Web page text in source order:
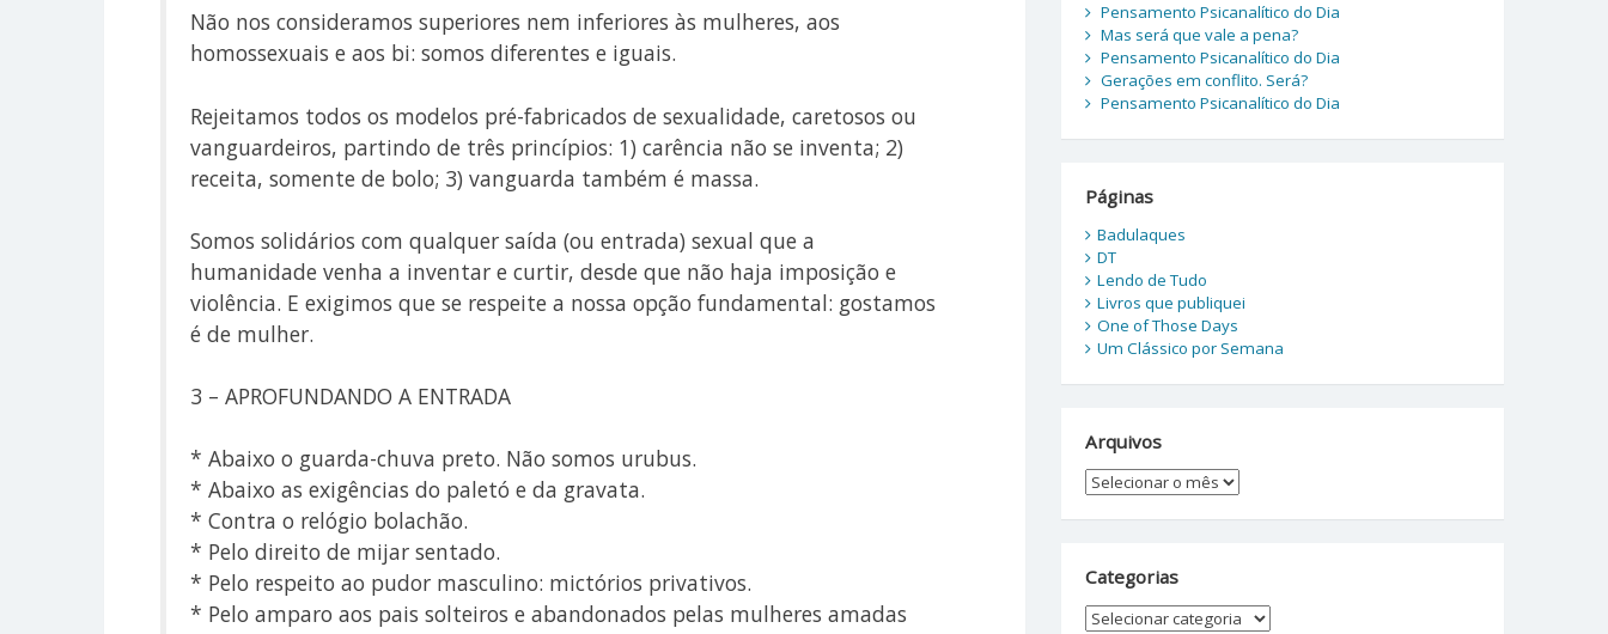
Não nos consideramos superiores nem inferiores às mulheres, aos
homossexuais e aos bi: somos diferentes e iguais.
Rejeitamos todos os modelos pré-fabricados de sexualidade, caretosos ou
vanguardeiros, partindo de três princípios: 1) carência não se inventa; 2)
receita, somente de bolo; 3) vanguarda também é massa.
Somos solidários com qualquer saída (ou entrada) sexual que a
humanidade venha a inventar e curtir, desde que não haja imposição e
violência. E exigimos que se respeite a nossa opção fundamental: gostamos
é de mulher.
3 – APROFUNDANDO A ENTRADA
* Abaixo o guarda-chuva preto. Não somos urubus.
* Abaixo as exigências do paletó e da gravata.
* Contra o relógio bolachão.
* Pelo direito de mijar sentado.
* Pelo respeito ao pudor masculino: mictórios privativos.
* Pelo amparo aos pais solteiros e abandonados pelas mulheres amadas
Pensamento Psicanalítico do Dia
Mas será que vale a pena?
Pensamento Psicanalítico do Dia
Gerações em conflito. Será?
Pensamento Psicanalítico do Dia
Páginas
Badulaques
DT
Lendo de Tudo
Livros que publiquei
One of Those Days
Um Clássico por Semana
Arquivos
Arquivos
Categorias
Categorias